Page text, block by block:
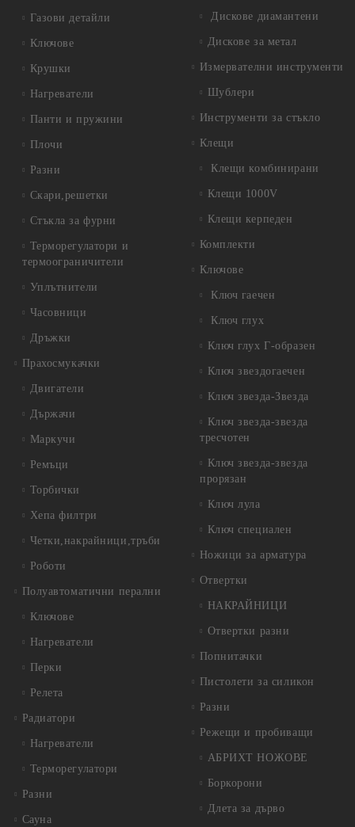
Газови детайли
Ключове
Крушки
Нагреватели
Панти и пружини
Плочи
Разни
Скари,решетки
Стъкла за фурни
Терморегулатори и
термоограничители
Уплътнители
Часовници
Дръжки
Прахосмукачки
Двигатели
Държачи
Маркучи
Ремъци
Торбички
Хепа филтри
Четки,накрайници,тръби
Роботи
Полуавтоматични перални
Ключове
Нагреватели
Перки
Релета
Радиатори
Нагреватели
Терморегулатори
Разни
Сауна
Дискове диамантени
Дискове за метал
Измервателни инструменти
Шублери
Инструменти за стъкло
Клещи
Клещи комбинирани
Клещи 1000V
Клещи керпеден
Комплекти
Ключове
Ключ гаечен
Ключ глух
Ключ глух Г-образен
Ключ звездогаечен
Ключ звезда-Звезда
Ключ звезда-звезда
тресчотен
Ключ звезда-звезда
прорязан
Ключ лула
Ключ специален
Ножици за арматура
Отвертки
НАКРАЙНИЦИ
Отвертки разни
Попнитачки
Пистолети за силикон
Разни
Режещи и пробиващи
АБРИХТ НОЖОВЕ
Боркорони
Длета за дърво